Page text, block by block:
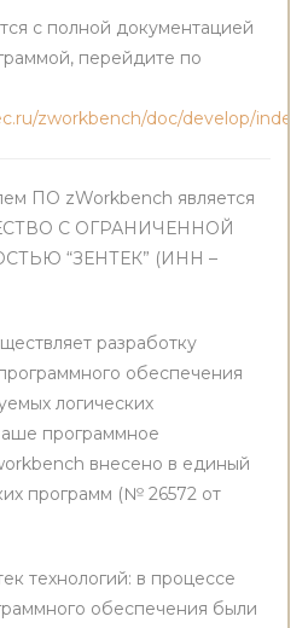
с полной документацией
перейдите по
zworkbench/doc/develop/
ПО zWorkbench является
С ОГРАНИЧЕННОЙ
“ЗЕНТЕК” (ИНН –
разработку
обеспечения
логических
программное
внесено в единый
программ (№ 26572 от
технологий: в процессе
обеспечения были